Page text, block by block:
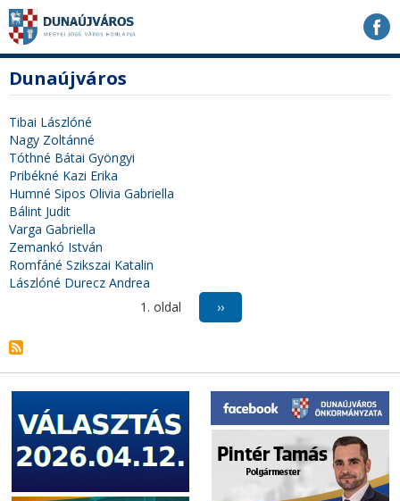
Ugrás
tartalomhoz
Ugrás
navigációhoz
Ugrás
kereséshez
a
honlapon
tartalom
Dunaújváros
Tibai Lászlóné
Nagy Zoltánné
Tóthné Bátai Gyöngyi
Pribékné Kazi Erika
Humné Sipos Olivia Gabriella
Bálint Judit
Varga Gabriella
Zemankó István
Romfáné Szikszai Katalin
Lászlóné Durecz Andrea
1. oldal Következő
oldal
››